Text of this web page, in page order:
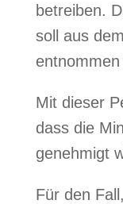
betreiben.
soll aus
Mit dieser
dass die
genehmigt
Für den